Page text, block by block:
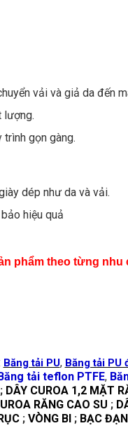
vải và giả da đến
lượng.
trình gọn gàng.
dép như da và vải.
hiệu quả
phẩm theo từng nhu
Băng tải PU, Băng tải PU
tải teflon PTFE,
DÂY CUROA 1,2 MẶT
RĂNG CAO SU ;
; VÒNG BI; BẠC ĐẠN